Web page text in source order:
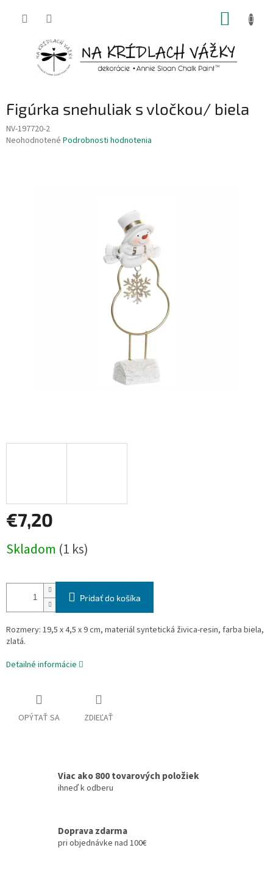
Figúrka snehuliak s vločkou/ biela
NV-197720-2
Priemerné
Neohodnotené Podrobnosti hodnotenia
€7,20
cena:
Skladom (1 ks)
Pridať do košíka
Rozmery: 19,5 x 4,5 x 9 cm, materiál syntetická živica-resin, farba biela,
zlatá.
Detailné informácie
OPÝTAŤ SA ZDIEĽAŤ
Viac ako 800 tovarových položiek
ihneď k odberu
Doprava zdarma
pri objednávke nad 100€